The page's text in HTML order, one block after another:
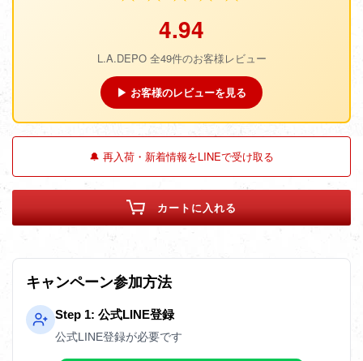
4.94
L.A.DEPO 全49件のお客様レビュー
▶ お客様のレビューを見る
🔔 再入荷・新着情報をLINEで受け取る
カートに入れる
キャンペーン参加方法
Step 1: 公式LINE登録
公式LINE登録が必要です